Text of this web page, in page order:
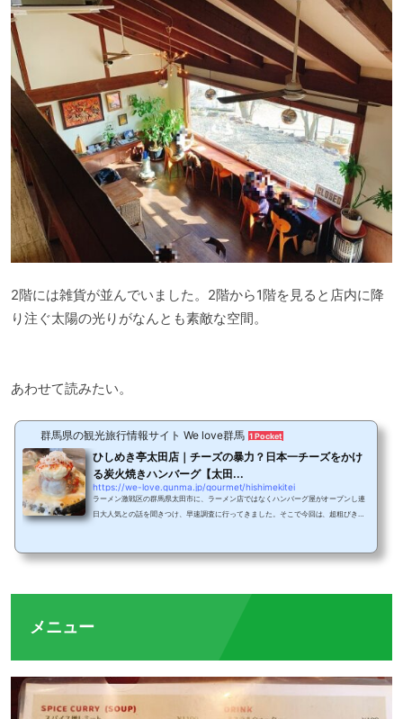
2階には雑貨が並んでいました。2階から1階を見ると店内に降
り注ぐ太陽の光りがなんとも素敵な空間。
あわせて読みたい。
群馬県の観光旅行情報サイト We love群馬 1 Pocket
ひしめき亭太田店｜チーズの暴力？日本一チーズをかけ
る炭火焼きハンバーグ【太田...
https://we-love.gunma.jp/gourmet/hishimekitei
ラーメン激戦区の群馬県太田市に、ラーメン店ではなくハンバーグ屋がオープンし連
日大人気との話を聞きつけ、早速調査に行ってきました。そこで今回は、超粗びき炭
挽き」の看板が見えてきます。見た目はとんかつ屋さんのような和風な造り。駐車場
メニュー